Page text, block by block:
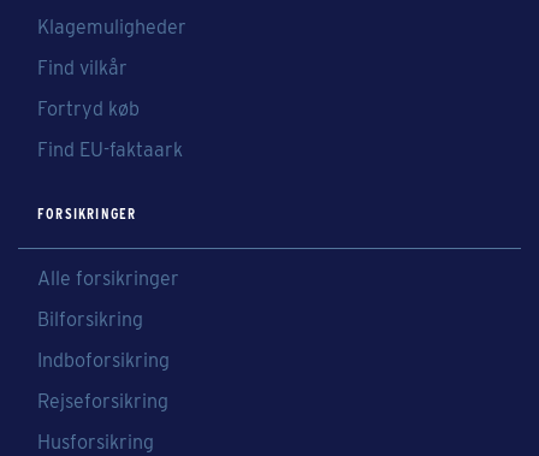
Klagemuligheder
Find vilkår
Fortryd køb
Find EU-faktaark
FORSIKRINGER
Alle forsikringer
Bilforsikring
Indboforsikring
Rejseforsikring
Husforsikring